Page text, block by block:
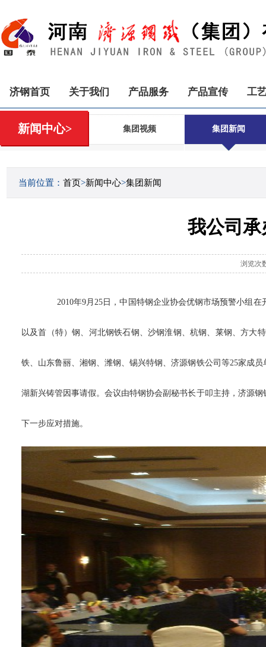
济钢首页 关于我们 产品服务 产品宣传 工
新闻中心> 集团视频 集团新闻
当前位置： 首页>新闻中心>集团新闻
我公司承
浏览次
2010年9月25日，中国特钢企业协会优钢市场预警小组
以及首（特）钢、河北钢铁石钢、沙钢淮钢、杭钢、莱钢、方大
铁、山东鲁丽、湘钢、潍钢、锡兴特钢、济源钢铁公司等25家成
湖新兴铸管因事请假。会议由特钢协会副秘书长于叩主持，济源
下一步应对措施。